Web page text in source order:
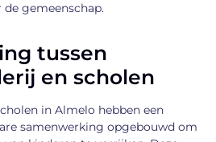
gemeenschap.
tussen
en scholen
in Almelo hebben een
samenwerking opgebouwd om